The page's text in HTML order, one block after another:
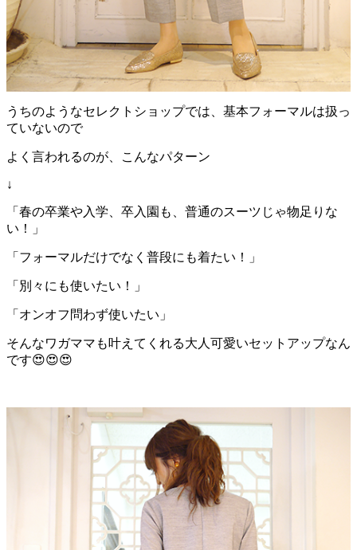
うちのようなセレクトショップでは、基本フォーマルは扱っ
ていないので
よく言われるのが、こんなパターン
↓
「春の卒業や入学、卒入園も、普通のスーツじゃ物足りな
い！」
「フォーマルだけでなく普段にも着たい！」
「別々にも使いたい！」
「オンオフ問わず使いたい」
そんなワガママも叶えてくれる大人可愛いセットアップなん
です😍😍😍